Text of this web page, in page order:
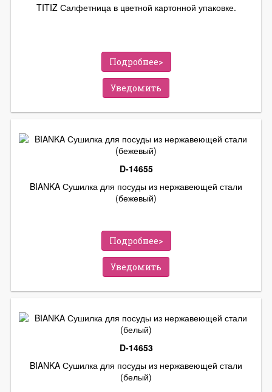
TITIZ Салфетница в цветной картонной упаковке.
Подробнее>
Уведомить
D-14655
BIANKA Сушилка для посуды из нержавеющей стали
(бежевый)
Подробнее>
Уведомить
D-14653
BIANKA Сушилка для посуды из нержавеющей стали
(белый)